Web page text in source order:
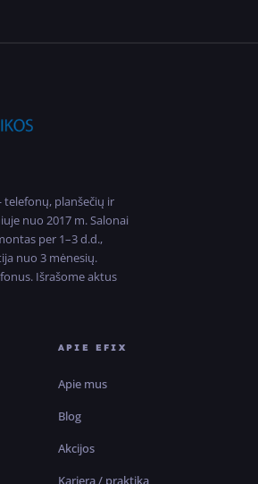
planšečių ir
nuo 2017 m. Salonai
per 1–3 d.d.,
nuo 3 mėnesių.
Išrašome aktus
APIE EFIX
Apie mus
Blog
Akcijos
Karjera / praktika